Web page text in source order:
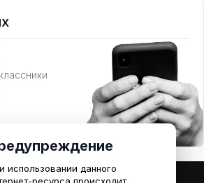
использовании данного